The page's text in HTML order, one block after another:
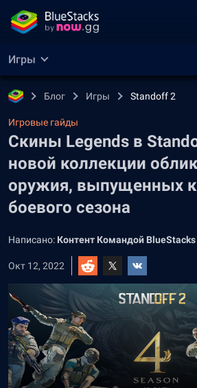
Игры
Блог Игры Standoff 2
Игровые гайды
Скины Legends в
новой коллекции
оружия, выпущенных к
боевого сезона
Написано: Контент Командой BlueStacks
Окт 12, 2022